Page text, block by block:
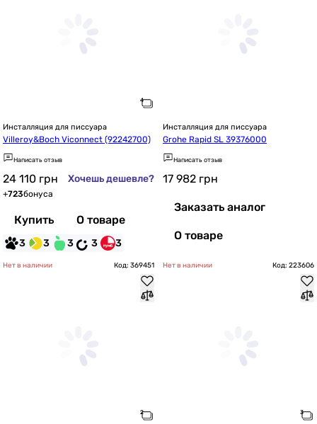
Инсталляция для писсуара
Villeroy&Boch Viconnect (92242700)
Написать отзыв
24 110 грн Хочешь дешевле?
+723бонуса
Купить О товаре
3 3 3 3 3
Инсталляция для писсуара
Grohe Rapid SL 39376000
Написать отзыв
17 982 грн
Заказать аналог
О товаре
Нет в наличии Код: 369451 Нет в наличии Код: 223606